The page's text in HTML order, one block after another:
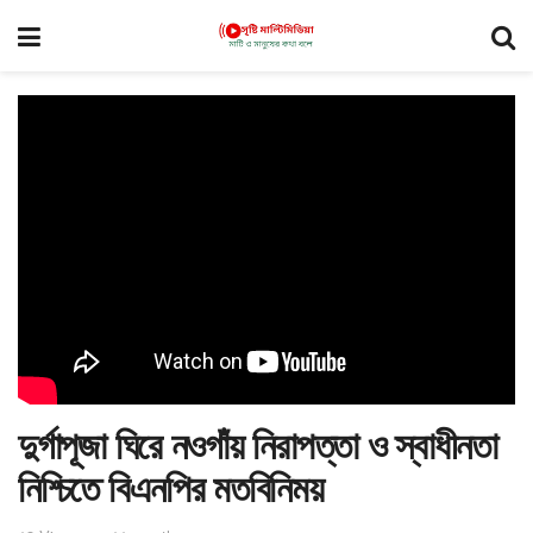
দুর্গাপূজা ঘিরে নওগাঁয় নিরাপত্তা ও স্বাধীনতা
নিশ্চিতে বিএনপির মতবিনিময়